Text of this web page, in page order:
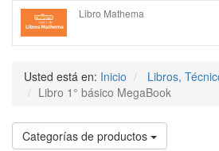
Libro Mathema
Usted está en: Inicio
Libros,
Libro 1° básico MegaBook
Categorías de productos